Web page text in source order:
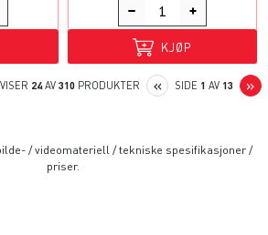
KJØP
VISER 24AV 310 PRODUKTER «PREVIOUS
SIDE 1 AV 13 »
/ videomateriell / tekniske spesifikasjoner /
priser.